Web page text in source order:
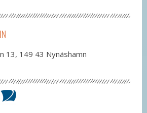
13, 149 43 Nynäshamn